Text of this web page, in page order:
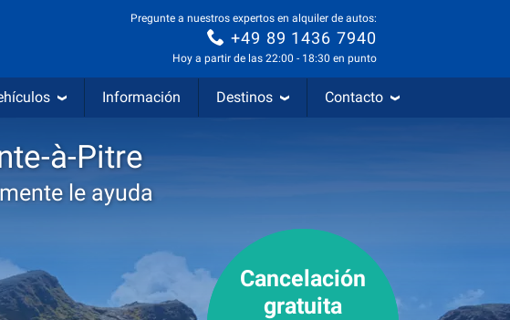
Pregunte a nuestros expertos en alquiler de autos:
+49 89 1436 7940
Hoy a partir de las 22:00 - 18:30 en punto
Información Destinos Contacto
à-Pitre
le ayuda
Cancelación
gratuita